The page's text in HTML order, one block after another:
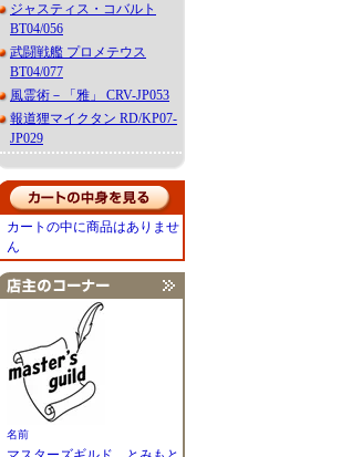
ジャスティス・コバルト
BT04/056
武闘戦艦 プロメテウス
BT04/077
風霊術－「雅」 CRV-JP053
報道狸マイクタン RD/KP07-
JP029
カートの中に商品はありませ
ん
名前